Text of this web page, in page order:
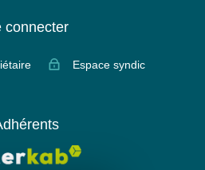
connecter
Espace syndic